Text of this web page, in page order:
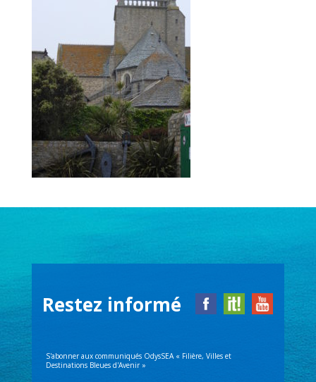
Restez informé
S'abonner aux communiqués OdysSEA « Filière, Villes et
Destinations Bleues d'Avenir »